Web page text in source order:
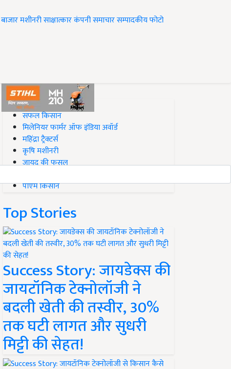
बाजारमशीनरीसाक्षात्कारकंपनी समाचारसम्पादकीयफोटो
#Top on Krishi Jagran
सफल किसान
मिलेनियर फार्मर ऑफ इंडिया अवॉर्ड
महिंद्रा ट्रैक्टर्स
कृषि मशीनरी
जायद की फसल
पीएम किसान
Top Stories
Success Story: जायडेक्स की
जायटॉनिक टेक्नोलॉजी ने
बदली खेती की तस्वीर, 30%
तक घटी लागत और सुधरी
मिट्टी की सेहत!